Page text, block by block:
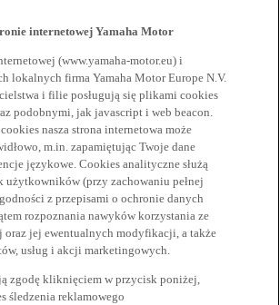
internetowej Yamaha Motor
(www.yamaha-motor.eu) i
lokalnych firma Yamaha Motor Europe N.V.
i filie posługują się plikami cookies
podobnymi, jak javascript i web beacon.
nasza strona internetowa może
m.in. zapamiętując Twoje dane
językowe. Cookies analityczne służą
użytkowników (przy zachowaniu pełnej
z przepisami o ochronie danych
rozpoznania nawyków korzystania ze
oraz jej ewentualnych modyfikacji, a także
usług i akcji marketingowych.
zgodę kliknięciem w przycisk poniżej,
śledzenia reklamowego